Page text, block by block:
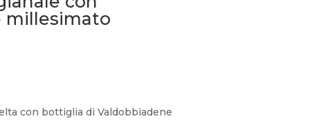
millesimato
con bottiglia di Valdobbiadene